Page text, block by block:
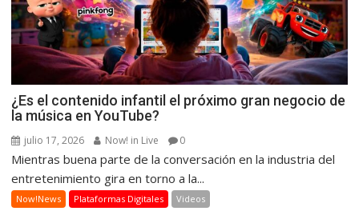
¿Es el contenido infantil el próximo gran negocio de
la música en YouTube?
julio 17, 2026 Now! in Live 0
Mientras buena parte de la conversación en la industria del
entretenimiento gira en torno a la...
Now!News Plataformas Digitales Videos